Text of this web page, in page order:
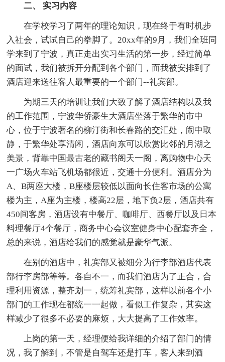
二、 实习内容
在学校学习了两年的理论知识，现在终于有时机步
入社会，试试自己的拳脚了。20xx年的9月，我们全班同
学来到了宁波，真正走出实习生活的第一步，经过简单
的面试，我们被拆开分配到各个部门，而我被安排到了
酒店迎来送往客人最重要的一个部门--礼宾部。
为期三天的培训让我们大致了解了酒店结构以及我
的工作范围，宁波华侨豪生大酒店坐落于繁华的市中
心，位于宁波著名的柳汀街和长春路的交汇处，闹中取
静，于繁华处享清闲，酒店向东可以欣赏比邻的月湖之
美景，背靠中国最古老的藏书阁天一阁，离购物中心天
一广场火车站飞机场都很近，交通十分便利。酒店分为
A、B两座大楼，B座楼层较低以面向长住客市场的公寓
楼为主，A座为主楼，楼高22层，地下负2层，酒店共有
450间客房，酒店设有中餐厅、咖啡厅、西餐厅以及日本
料理餐厅4个餐厅，商务中心会议室健身中心配套齐全，
总的来说，酒店给我们的感觉就是豪华气派。
在别的酒店中，礼宾部又被细分为行李部酒店代表
部行李房部等等。各自不一，而我们酒店为了正合，合
理利用资源，整齐划一，统筹礼宾部，这样以前各个小
部门的工作现在都统一一起做，看似工作复杂，其实这
样减少了很多不必要的麻烦，大大提高了工作效率。
上岗的第一天，经理便给我详细的介绍了部门的情
况，我了解到，不管是自驾车还是打车，客人来到酒